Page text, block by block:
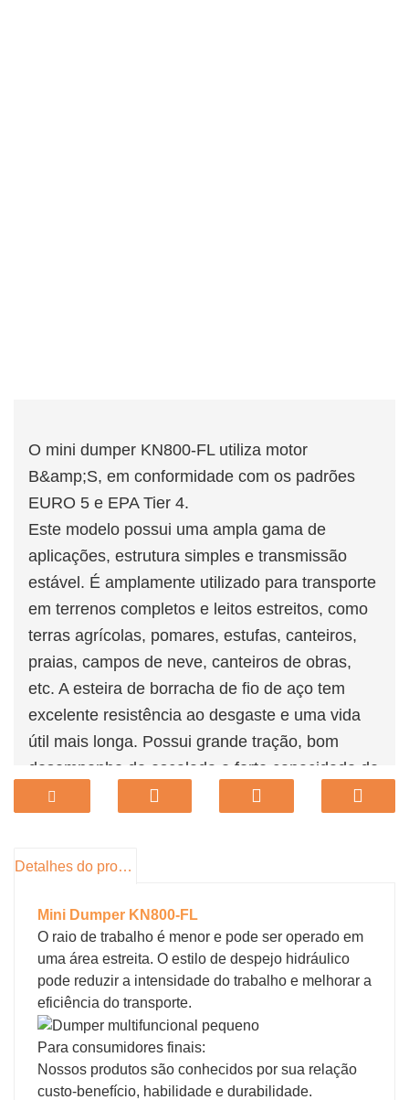
O mini dumper KN800-FL utiliza motor
B&amp;S, em conformidade com os padrões
EURO 5 e EPA Tier 4.
Este modelo possui uma ampla gama de
aplicações, estrutura simples e transmissão
estável. É amplamente utilizado para transporte
em terrenos completos e leitos estreitos, como
terras agrícolas, pomares, estufas, canteiros,
praias, campos de neve, canteiros de obras,
etc. A esteira de borracha de fio de aço tem
excelente resistência ao desgaste e uma vida
útil mais longa. Possui grande tração, bom
desempenho de escalada e forte capacidade de
transporte, é um modelo muito econômico. Com
Detalhes do produto
Mini Dumper KN800-FL
O raio de trabalho é menor e pode ser operado em
uma área estreita. O estilo de despejo hidráulico
pode reduzir a intensidade do trabalho e melhorar a
eficiência do transporte.
Para consumidores finais:
Nossos produtos são conhecidos por sua relação
custo-benefício, habilidade e durabilidade.